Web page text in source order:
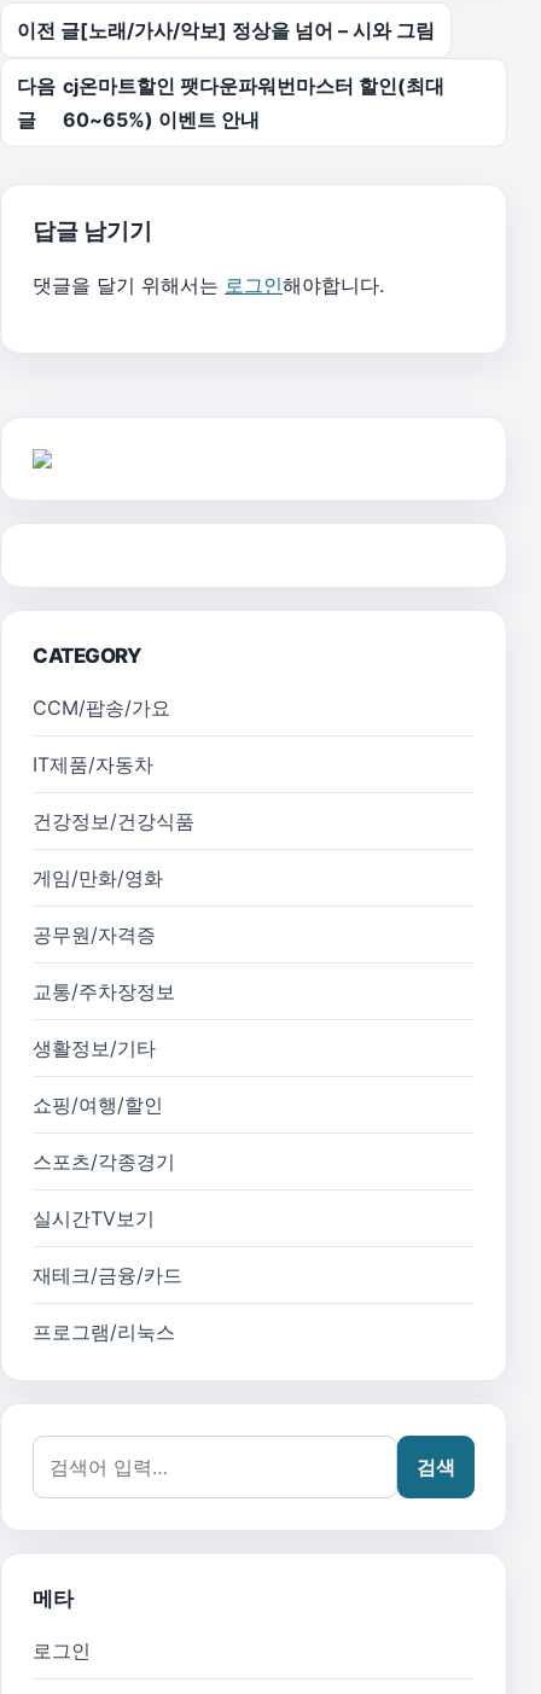
글 탐색
이전 글[노래/가사/악보] 정상을 넘어 – 시와 그림
다음
글
cj온마트할인 팻다운파워번마스터 할인(최대
60~65%) 이벤트 안내
답글 남기기
댓글을 달기 위해서는 로그인해야합니다.
CATEGORY
CCM/팝송/가요
IT제품/자동차
건강정보/건강식품
게임/만화/영화
공무원/자격증
교통/주차장정보
생활정보/기타
쇼핑/여행/할인
스포츠/각종경기
실시간TV보기
재테크/금융/카드
프로그램/리눅스
검색어:
검색
메타
로그인